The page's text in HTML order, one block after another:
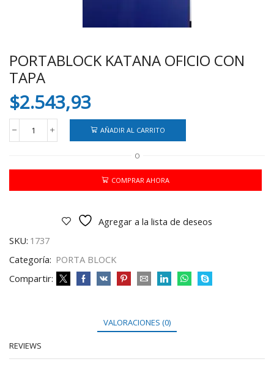
PORTABLOCK KATANA OFICIO CON
TAPA
$2.543,93
PORTABLOCK
KATANA
CON
cantidad
AÑADIR AL CARRITO
O
COMPRAR AHORA
Agregar a la lista de deseos
SKU: 1737
Categoría: PORTA BLOCK
Compartir:
VALORACIONES (0)
REVIEWS